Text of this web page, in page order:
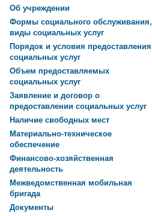
Об учреждении
Формы социального обслуживания,
виды социальных услуг
Порядок и условия предоставления
социальных услуг
Объем предоставляемых
социальных услуг
Заявление и договор о
предоставлении социальных услуг
Наличие свободных мест
Материально-техническое
обеспечение
Финансово-хозяйственная
деятельность
Межведомственная мобильная
бригада
Документы